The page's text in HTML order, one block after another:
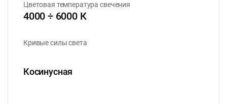
Цветовая температура свечения
4000 ÷ 6000 К
Кривые силы света
Косинусная